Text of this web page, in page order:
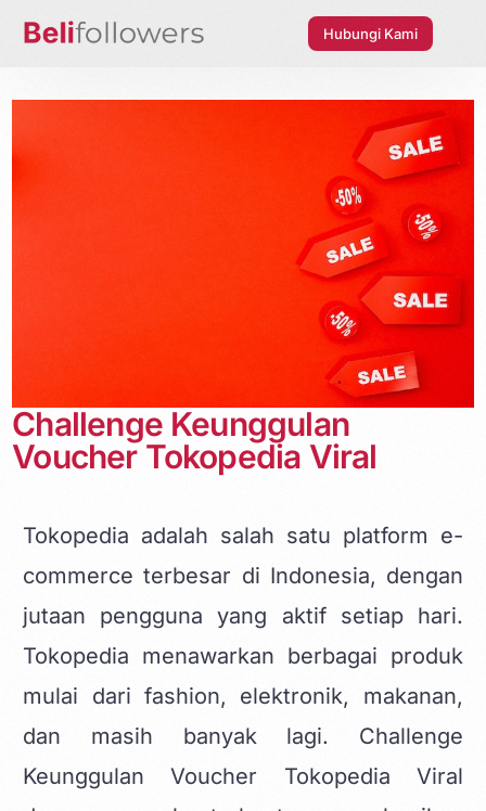
Hubungi Kami
Challenge Keunggulan
Voucher Tokopedia Viral
Tokopedia adalah salah satu platform e-
commerce terbesar di Indonesia, dengan
jutaan pengguna yang aktif setiap hari.
Tokopedia menawarkan berbagai produk
mulai dari fashion, elektronik, makanan,
dan masih banyak lagi. Challenge
Keunggulan Voucher Tokopedia Viral